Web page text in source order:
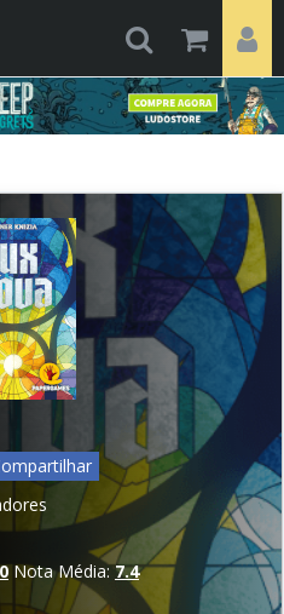
Nota Média:7.4